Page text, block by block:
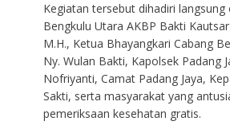
Kegiatan tersebut dihadiri langsung
Bengkulu Utara AKBP Bakti Kautsar
M.H., Ketua Bhayangkari Cabang
Ny. Wulan Bakti, Kapolsek Padang
Nofriyanti, Camat Padang Jaya,
Sakti, serta masyarakat yang
pemeriksaan kesehatan gratis.